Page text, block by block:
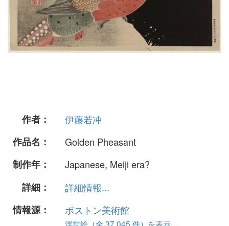
作者：
伊藤若冲
作品名：
Golden Pheasant
制作年：
Japanese, Meiji era?
詳細：
詳細情報...
情報源：
ボストン美術館
浮世絵（全 37,045 件）を表示...